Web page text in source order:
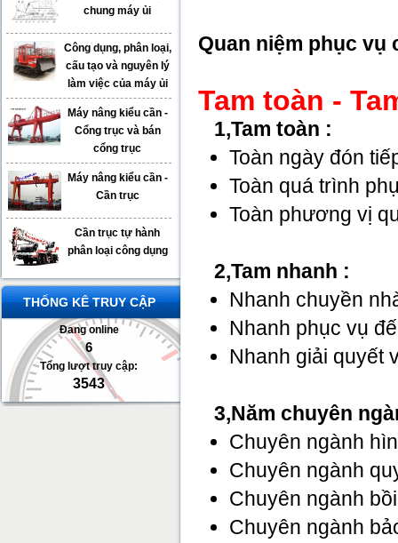
chung máy ủi
Công dụng, phân loại,
cấu tạo và nguyên lý
làm việc của máy ủi
Máy nâng kiểu cần -
Cổng trục và bán
cổng trục
Máy nâng kiểu cần -
Cần trục
Cần trục tự hành
phân loại công dụng
THỐNG KÊ TRUY CẬP
Đang online
6
Tổng lượt truy cập:
3543
Quan niệm phục vụ
Tam toàn -
1,Tam toàn :
Toàn ngày đón
Toàn quá trình
Toàn phương vị
2,Tam nhanh :
Nhanh chuyền
Nhanh phục vụ
Nhanh giải quyết
3,Năm chuyên
Chuyên ngành
Chuyên ngành
Chuyên ngành
Chuyên ngành